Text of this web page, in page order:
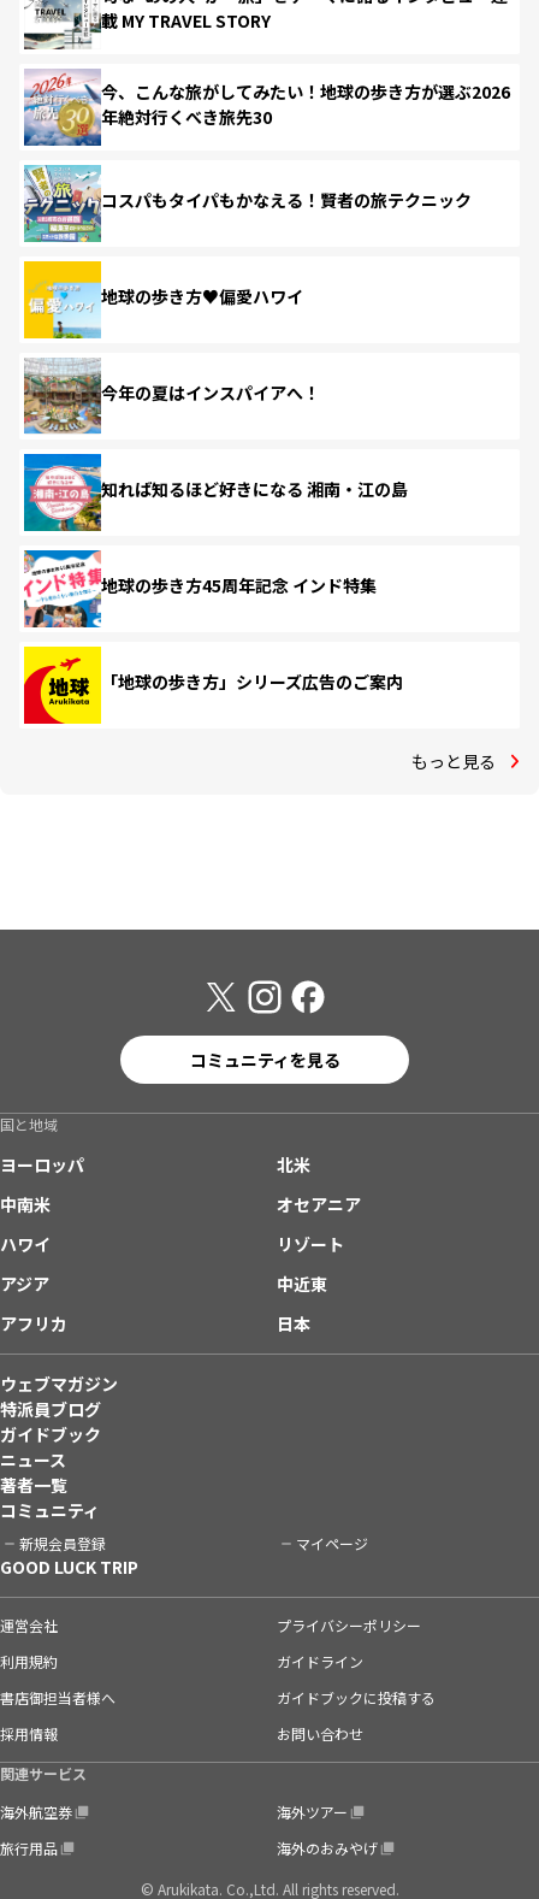
載 MY TRAVEL STORY
今、こんな旅がしてみたい！地球の歩き方が選ぶ2026
年絶対行くべき旅先30
コスパもタイパもかなえる！賢者の旅テクニック
地球の歩き方♥偏愛ハワイ
今年の夏はインスパイアへ！
知れば知るほど好きになる 湘南・江の島
地球の歩き方45周年記念 インド特集
「地球の歩き方」シリーズ広告のご案内
もっと見る
コミュニティを見る
国と地域
ヨーロッパ
北米
中南米
オセアニア
ハワイ
リゾート
アジア
中近東
アフリカ
日本
ウェブマガジン
特派員ブログ
ガイドブック
ニュース
著者一覧
コミュニティ
新規会員登録 マイページ
GOOD LUCK TRIP
運営会社
プライバシーポリシー
利用規約
ガイドライン
書店御担当者様へ
ガイドブックに投稿する
採用情報
お問い合わせ
関連サービス
海外航空券
海外ツアー
旅行用品
海外のおみやげ
© Arukikata. Co.,Ltd. All rights reserved.